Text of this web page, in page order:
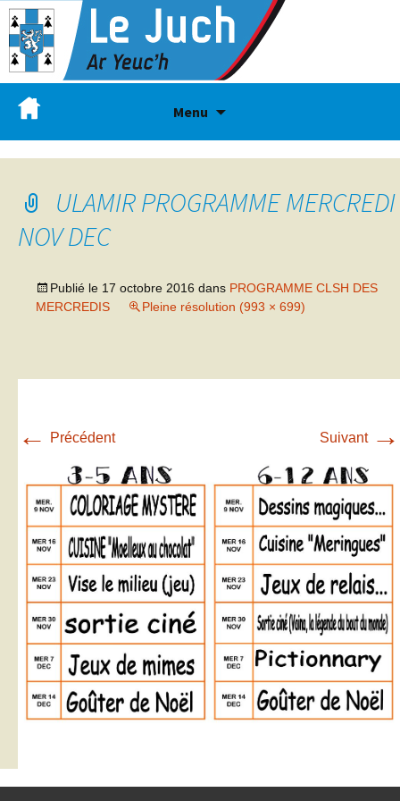
Menu
ULAMIR PROGRAMME MERCREDI
NOV DEC
Publié le 17 octobre 2016 dans PROGRAMME CLSH DES
MERCREDIS
Pleine résolution (993 × 699)
← Précédent Suivant →